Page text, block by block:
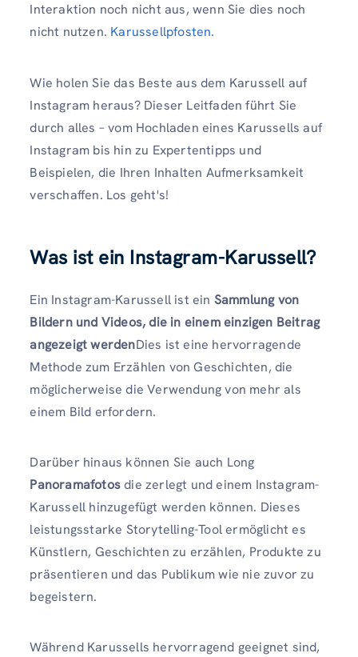
Interaktion noch nicht aus, wenn Sie dies noch
nicht nutzen. Karussellpfosten.
Wie holen Sie das Beste aus dem Karussell auf
Instagram heraus? Dieser Leitfaden führt Sie
durch alles – vom Hochladen eines Karussells auf
Instagram bis hin zu Expertentipps und
Beispielen, die Ihren Inhalten Aufmerksamkeit
verschaffen. Los geht's!
Was ist ein Instagram-Karussell?
Ein Instagram-Karussell ist ein Sammlung von
Bildern und Videos, die in einem einzigen Beitrag
angezeigt werdenDies ist eine hervorragende
Methode zum Erzählen von Geschichten, die
möglicherweise die Verwendung von mehr als
einem Bild erfordern.
Darüber hinaus können Sie auch Long
Panoramafotosdie zerlegt und einem Instagram-
Karussell hinzugefügt werden können. Dieses
leistungsstarke Storytelling-Tool ermöglicht es
Künstlern, Geschichten zu erzählen, Produkte zu
präsentieren und das Publikum wie nie zuvor zu
begeistern.
Während Karussells hervorragend geeignet sind,